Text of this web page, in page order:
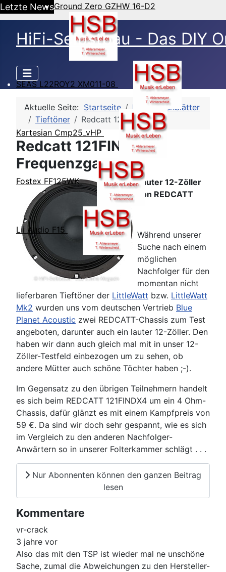
Letzte NewsGround Zero GZHW 16-D2
SEAS L22ROY2 XM011-08
Kartesian Cmp25_vHP
Fostex FF125WK
Lii Audio F15
HiFi-Selbstbau - Das DIY
Aktuelle Seite: Startseite
HSB-Datenblätter
Tieftöner
Redcatt 121FINDX4
Redcatt 121FINDX4 -
Frequenzgang
Lauter 12-Zöller
von REDCATT
Während unserer
Suche nach einem
möglichen
Nachfolger für den
momentan nicht
lieferbaren Tieftöner der LittleWatt bzw. LittleWatt
Mk2 wurden uns vom deutschen Vertrieb Blue
Planet Acoustic zwei REDCATT-Chassis zum Test
angeboten, darunter auch ein lauter 12-Zöller. Den
haben wir dann auch gleich mal mit in unser 12-
Zöller-Testfeld einbezogen um zu sehen, ob
andere Mütter auch schöne Töchter haben ;-).
Im Gegensatz zu den übrigen Teilnehmern handelt
es sich beim REDCATT 121FINDX4 um ein 4 Ohm-
Chassis, dafür glänzt es mit einem Kampfpreis von
59 €. Da sind wir doch sehr gespannt, wie es sich
im Vergleich zu den anderen Nachfolger-
Anwärtern so in unserer Folterkammer schlägt . . .
Nur Abonnenten können den ganzen Beitrag
lesen
Kommentare
vr-crack
3 jahre vor
Also das mit den TSP ist wieder mal ne unschöne
Sache, zumal die Abweichungen zu den Hersteller-